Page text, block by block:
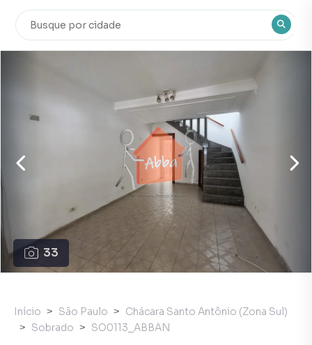
33
Início São Paulo
Chácara Santo Antônio (Zona Sul)
Sobrado
SO0113_ABBAN